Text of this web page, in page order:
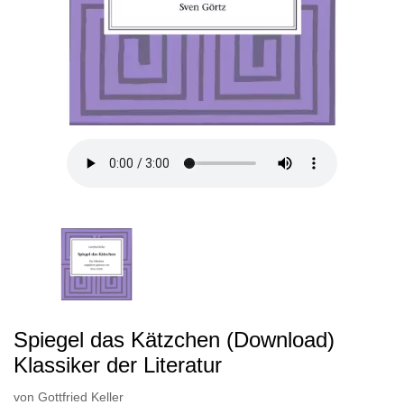
Spiegel das Kätzchen (Download)
Klassiker der Literatur
von Gottfried Keller